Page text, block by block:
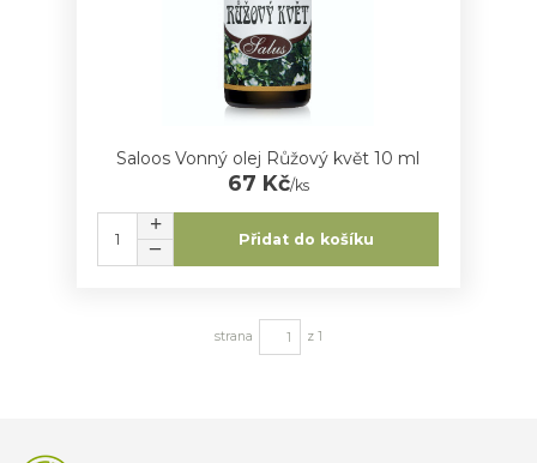
Saloos Vonný olej Růžový květ 10 ml
67 Kč/ks
Přidat do košíku
strana z 1